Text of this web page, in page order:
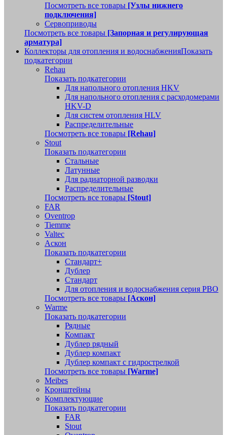
Посмотреть все товары [Узлы нижнего
подключения]
Сервоприводы
Посмотреть все товары [Запорная и регулирующая
арматура]
Коллекторы для отопления и водоснабженияПоказать
подкатегории
Rehau
Показать подкатегории
Для напольного отопления HKV
Для напольного отопления с расходомерами
HKV-D
Для систем отопления HLV
Распределительные
Посмотреть все товары [Rehau]
Stout
Показать подкатегории
Стальные
Латунные
Для радиаторной разводки
Распределительные
Посмотреть все товары [Stout]
FAR
Oventrop
Tiemme
Valtec
Аскон
Показать подкатегории
Стандарт+
Дублер
Стандарт
Для отопления и водоснабжения серия РВО
Посмотреть все товары [Аскон]
Warme
Показать подкатегории
Рядные
Компакт
Дублер рядный
Дублер компакт
Дублер компакт с гидрострелкой
Посмотреть все товары [Warme]
Meibes
Кронштейны
Комплектующие
Показать подкатегории
FAR
Stout